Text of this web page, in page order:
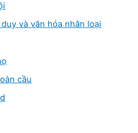
và văn hóa nhân loại
cầu